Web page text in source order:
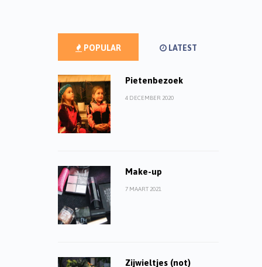
POPULAR LATEST
Pietenbezoek
4 DECEMBER 2020
Make-up
7 MAART 2021
Zijwieltjes (not)